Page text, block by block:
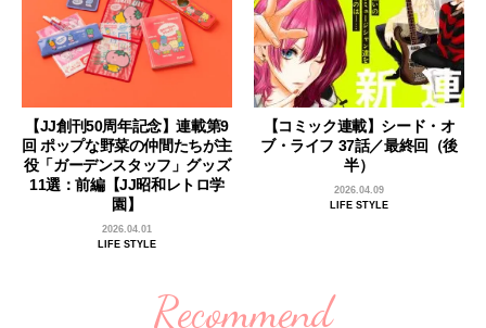
【JJ創刊50周年記念】連載第9
回 ポップな野菜の仲間たちが主
役「ガーデンスタッフ」グッズ
11選：前編【JJ昭和レトロ学
園】
2026.04.01
LIFE STYLE
【コミック連載】シード・オ
ブ・ライフ 37話／最終回（後
半）
2026.04.09
LIFE STYLE
Recommend